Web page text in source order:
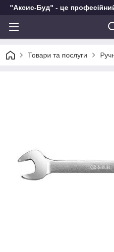
"Аксис-Буд" - це
Товари та послуги